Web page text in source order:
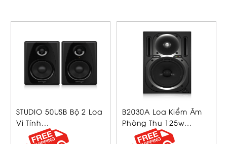
STUDIO 50USB Bộ 2 Loa
Vi Tính...
B2030A Loa Kiểm Âm
Phòng Thu 125w...